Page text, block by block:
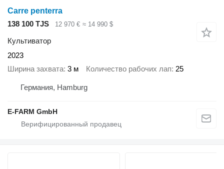
Carre penterra
138 100 TJS
12 970 € ≈ 14 990 $
Культиватор
2023
Ширина захвата 3 м Количество рабочих лап 25
Германия, Hamburg
E-FARM GmbH